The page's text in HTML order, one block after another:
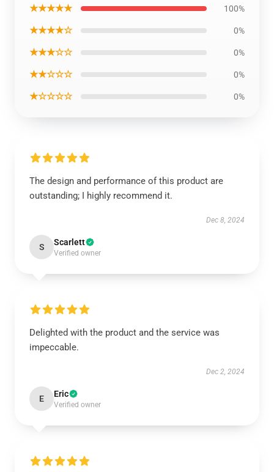
★★★★★ 100%
★★★★☆ 0%
★★★☆☆ 0%
★★☆☆☆ 0%
★☆☆☆☆ 0%
The design and performance of this product are
outstanding; I highly recommend it.
Dec 8, 2024
S Scarlett
Verified owner
Delighted with the product and the service was
impeccable.
Dec 2, 2024
E Eric
Verified owner